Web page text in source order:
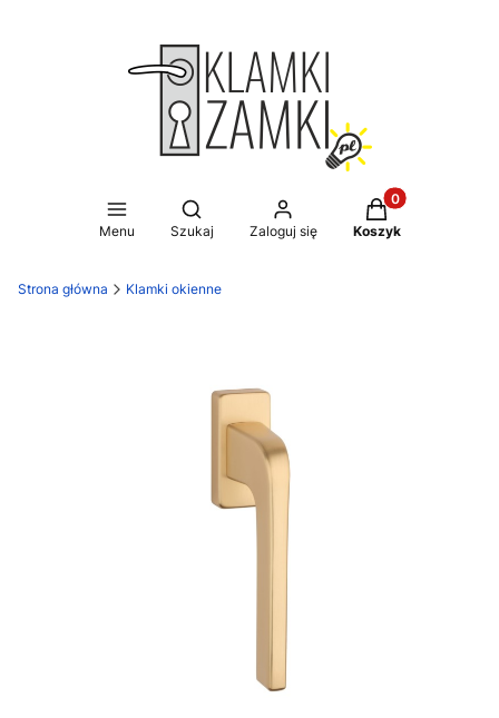
Menu
Otwórz wyszukiwarkę
Szukaj Zaloguj się
Produkty w
Koszyk
Strona główna Klamki okienne